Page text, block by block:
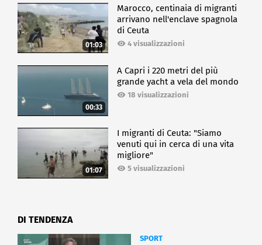
01:03
Marocco, centinaia di migranti
arrivano nell'enclave spagnola
di Ceuta
4 visualizzazioni
00:33
A Capri i 220 metri del più
grande yacht a vela del mondo
18 visualizzazioni
01:07
I migranti di Ceuta: "Siamo
venuti qui in cerca di una vita
migliore"
5 visualizzazioni
DI TENDENZA
SPORT